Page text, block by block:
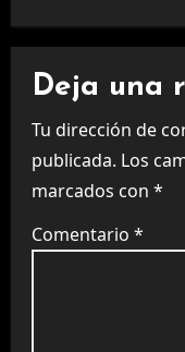
Deja una
Tu dirección de
publicada. Los
marcados con *
Comentario *